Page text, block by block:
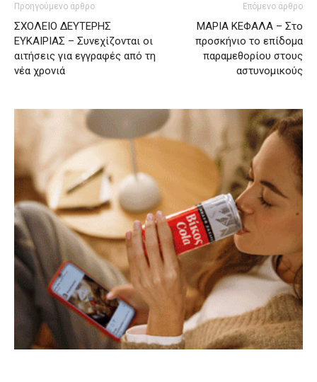
Προηγούμενο άρθρο
ΣΧΟΛΕΙΟ ΔΕΥΤΕΡΗΣ
ΕΥΚΑΙΡΙΑΣ – Συνεχίζονται οι
αιτήσεις για εγγραφές από τη
νέα χρονιά
Επόμενο άρθρο
ΜΑΡΙΑ ΚΕΦΑΛΑ – Στο
προσκήνιο το επίδομα
παραμεθορίου στους
αστυνομικούς